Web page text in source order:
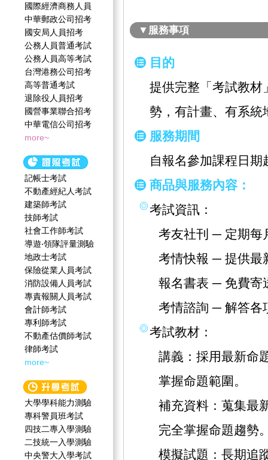
國際經濟商務人員
中華郵政公司招考
國安局人員招考
公務人員普通考試
公務人員高等考試
台灣港務公司招考
高等普通考試
退除役人員招考
國營事業聯合招考
中華電信公司招考
more~
記帳士考試
不動產經紀人考試
建築師考試
技師考試
社會工作師‍考試
導遊‧領隊評量測驗
地政士考試
保險從業人員考試
消防設備人員考試
專責報關人員考試
會計師考試
專利師考試
不動產估價師考試
律師考試
more~
大學學科能力測驗
專科警員班考試
四技二專入學測驗
二技統一入學測驗
中央警大入學考試
▼服務事項
目的
提供完整「考試教材
勢，有計畫、有系統
服務期間
自報名參加課程日
商品與服務內容：
考試資訊：
考友社刊 ─ 定期每
考情快報 ─ 提供最
報名書表 ─ 免費寄
考情諮詢 ─ 解答各
考試教材：
講義：採用最新命
掌握命題範圍。
補充資料：蒐集最
完全掌握命題趨勢
模擬試題：長期追